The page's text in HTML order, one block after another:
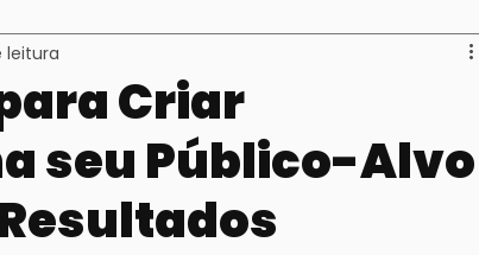
de Afiliados
Criar
seu Público-Alvo
leitura